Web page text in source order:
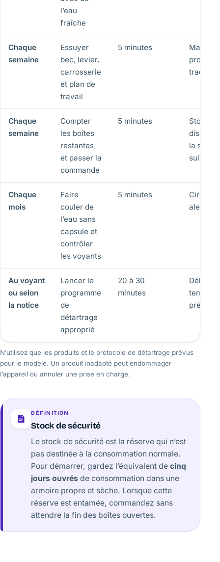
l’eau
fraîche
Chaque
semaine
Essuyer
bec, levier,
carrosserie
et plan de
travail
5 minutes
Machine
propre
traces
Chaque
semaine
Compter
les boîtes
restantes
et passer la
commande
5 minutes
Stock
la
suivante
Chaque
mois
Faire
couler de
l’eau sans
capsule et
contrôler
les voyants
5 minutes
Circuit
alerte
Au voyant
ou selon
la notice
Lancer le
programme
de
détartrage
approprié
20 à 30
minutes
Débit et
N’utilisez que les produits et le protocole de détartrage prévus
pour le modèle. Un produit inadapté peut endommager
l’appareil ou annuler une prise en charge.
DÉFINITION
Stock de sécurité
Le stock de sécurité est la réserve qui n’est
pas destinée à la consommation normale.
Pour démarrer, gardez l’équivalent decinq
jours ouvrés de consommation dans une
armoire propre et sèche. Lorsque cette
réserve est entamée, commandez sans
attendre la fin des boîtes ouvertes.